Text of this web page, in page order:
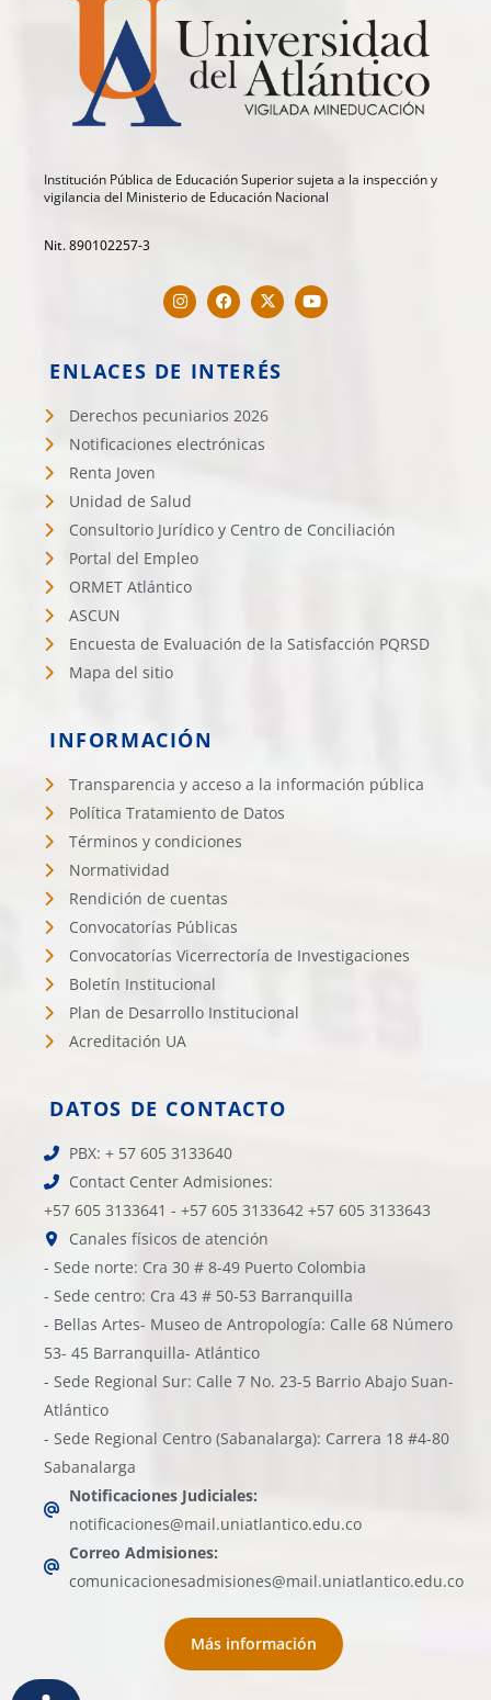
Institución Pública de Educación Superior sujeta a la inspección y
vigilancia del Ministerio de Educación Nacional
Nit. 890102257-3
ENLACES DE INTERÉS
Derechos pecuniarios 2026
Notificaciones electrónicas
Renta Joven
Unidad de Salud
Consultorio Jurídico y Centro de Conciliación
Portal del Empleo
ORMET Atlántico
ASCUN
Encuesta de Evaluación de la Satisfacción PQRSD
Mapa del sitio
INFORMACIÓN
Transparencia y acceso a la información pública
Política Tratamiento de Datos
Términos y condiciones
Normatividad
Rendición de cuentas
Convocatorías Públicas
Convocatorías Vicerrectoría de Investigaciones
Boletín Institucional
Plan de Desarrollo Institucional
Acreditación UA
DATOS DE CONTACTO
PBX: + 57 605 3133640
Contact Center Admisiones:
+57 605 3133641 - +57 605 3133642 +57 605 3133643
Canales físicos de atención
- Sede norte: Cra 30 # 8-49 Puerto Colombia
- Sede centro: Cra 43 # 50-53 Barranquilla
- Bellas Artes- Museo de Antropología: Calle 68 Número
53- 45 Barranquilla- Atlántico
- Sede Regional Sur: Calle 7 No. 23-5 Barrio Abajo Suan-
Atlántico
- Sede Regional Centro (Sabanalarga): Carrera 18 #4-80
Sabanalarga
Notificaciones Judiciales:
notificaciones@mail.uniatlantico.edu.co
Correo Admisiones:
comunicacionesadmisiones@mail.uniatlantico.edu.co
Más información